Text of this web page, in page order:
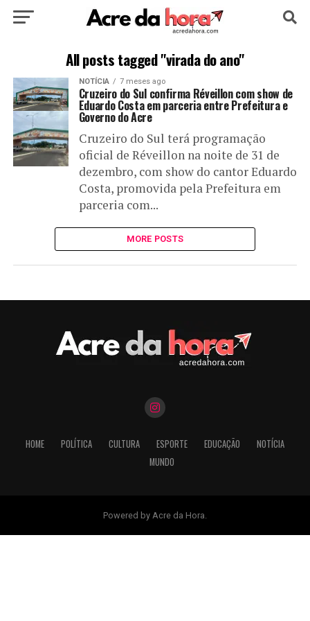
HOME POLÍTICA CULTURA ESPORTE
EDUCAÇÃO NOTÍCIA MUNDO
All posts tagged "virada do ano"
NOTÍCIA 7 meses ago
Cruzeiro do Sul confirma Réveillon com show de
Eduardo Costa em parceria entre Prefeitura e
Governo do Acre
Cruzeiro do Sul terá programação
oficial de Réveillon na noite de 31 de
dezembro, com show do cantor Eduardo
Costa, promovida pela Prefeitura em
parceria com...
MORE POSTS
HOME POLÍTICA CULTURA ESPORTE EDUCAÇÃO
NOTÍCIA
MUNDO
Powered by Acre da Hora.